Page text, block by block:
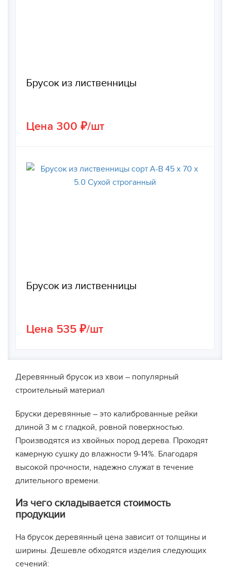
Брусок из лиственницы
Цена 300 ₽/шт
Брусок из лиственницы
Цена 535 ₽/шт
Деревянный брусок из хвои – популярный
строительный материал
Бруски деревянные – это калиброванные рейки
длиной 3 м с гладкой, ровной поверхностью.
Производятся из хвойных пород дерева. Проходят
камерную сушку до влажности 9-14%. Благодаря
высокой прочности, надежно служат в течение
длительного времени.
Из чего складывается стоимость
продукции
На брусок деревянный цена зависит от толщины и
ширины. Дешевле обходятся изделия следующих
сечений: